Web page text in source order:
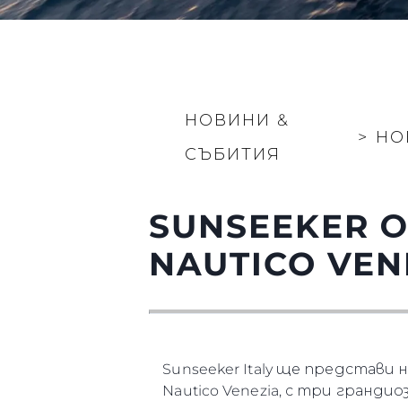
НОВИНИ &
СЪБИТИЯ
>
NAUTICO
Sunseeker Italy ще
Nautico Venezia, с три